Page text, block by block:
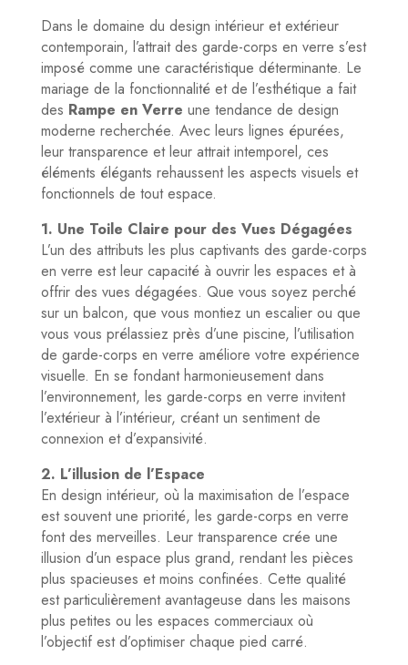
Dans le domaine du design intérieur et extérieur
contemporain, l’attrait des garde-corps en verre s’est
imposé comme une caractéristique déterminante. Le
mariage de la fonctionnalité et de l’esthétique a fait
des Rampe en Verre une tendance de design
moderne recherchée. Avec leurs lignes épurées,
leur transparence et leur attrait intemporel, ces
éléments élégants rehaussent les aspects visuels et
fonctionnels de tout espace.
1. Une Toile Claire pour des Vues Dégagées
L’un des attributs les plus captivants des garde-corps
en verre est leur capacité à ouvrir les espaces et à
offrir des vues dégagées. Que vous soyez perché
sur un balcon, que vous montiez un escalier ou que
vous vous prélassiez près d’une piscine, l’utilisation
de garde-corps en verre améliore votre expérience
visuelle. En se fondant harmonieusement dans
l’environnement, les garde-corps en verre invitent
l’extérieur à l’intérieur, créant un sentiment de
connexion et d’expansivité.
2. L’illusion de l’Espace
En design intérieur, où la maximisation de l’espace
est souvent une priorité, les garde-corps en verre
font des merveilles. Leur transparence crée une
illusion d’un espace plus grand, rendant les pièces
plus spacieuses et moins confinées. Cette qualité
est particulièrement avantageuse dans les maisons
plus petites ou les espaces commerciaux où
l’objectif est d’optimiser chaque pied carré.